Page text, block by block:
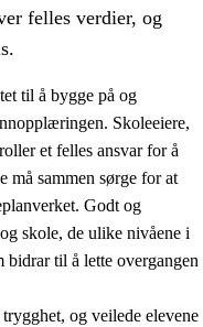
felles verdier, og
til å bygge på og
Skoleeiere,
et felles ansvar for å
sammen sørge for at
Godt og
skole, de ulike nivåene i
til å lette overgangen
og veilede elevene